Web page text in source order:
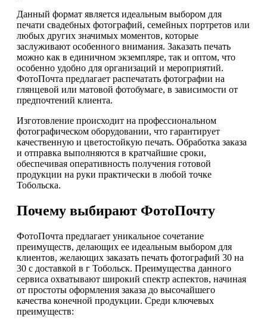
Данный формат является идеальным выбором для
печати свадебных фотографий, семейных портретов или
любых других значимых моментов, которые
заслуживают особенного внимания. Заказать печать
можно как в единичном экземпляре, так и оптом, что
особенно удобно для организаций и мероприятий.
ФотоПочта предлагает распечатать фотографии на
глянцевой или матовой фотобумаге, в зависимости от
предпочтений клиента.
Изготовление происходит на профессиональном
фотографическом оборудовании, что гарантирует
качественную и цветостойкую печать. Обработка заказа
и отправка выполняются в кратчайшие сроки,
обеспечивая оперативность получения готовой
продукции на руки практически в любой точке
Тобольска.
Почему выбирают ФотоПочту
ФотоПочта предлагает уникальное сочетание
преимуществ, делающих ее идеальным выбором для
клиентов, желающих заказать печать фотографий 30 на
30 с доставкой в г Тобольск. Преимущества данного
сервиса охватывают широкий спектр аспектов, начиная
от простоты оформления заказа до высочайшего
качества конечной продукции. Среди ключевых
преимуществ: